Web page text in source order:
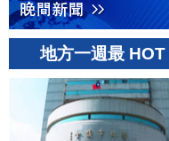
地方一週最 HOT